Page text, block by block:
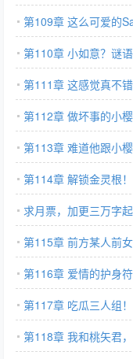
第109章 这么可爱的
第110章 小如意？谜
第111章 这感觉真不
第112章 做坏事的小
第113章 难道他跟小
第114章 解锁金灵根
求月票，加更三万字起
第115章 前方某人前
第116章 爱情的护身
第117章 吃瓜三人组
第118章 我和桃矢君